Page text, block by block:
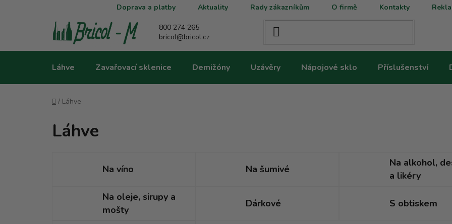
Doprava a platby Aktuality Rady zákazníkům O firmě Kontakty
800 274 265
bricol@bricol.cz
Láhve Zavařovací sklenice Demižóny Uzávěry Nápojové sklo Příslušenství
Domů
/ Láhve
Láhve
Na víno Na šumivé
Na alkohol,
a likéry
Na oleje, sirupy a
mošty
Dárkové S obtiskem